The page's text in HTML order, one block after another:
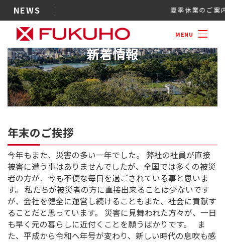
NEWS 夏季休業
MENU
新着情報
年末のご挨拶
今年もまた、災害の多い一年でした。 弊
被害に遭う事はありませんでしたが、全